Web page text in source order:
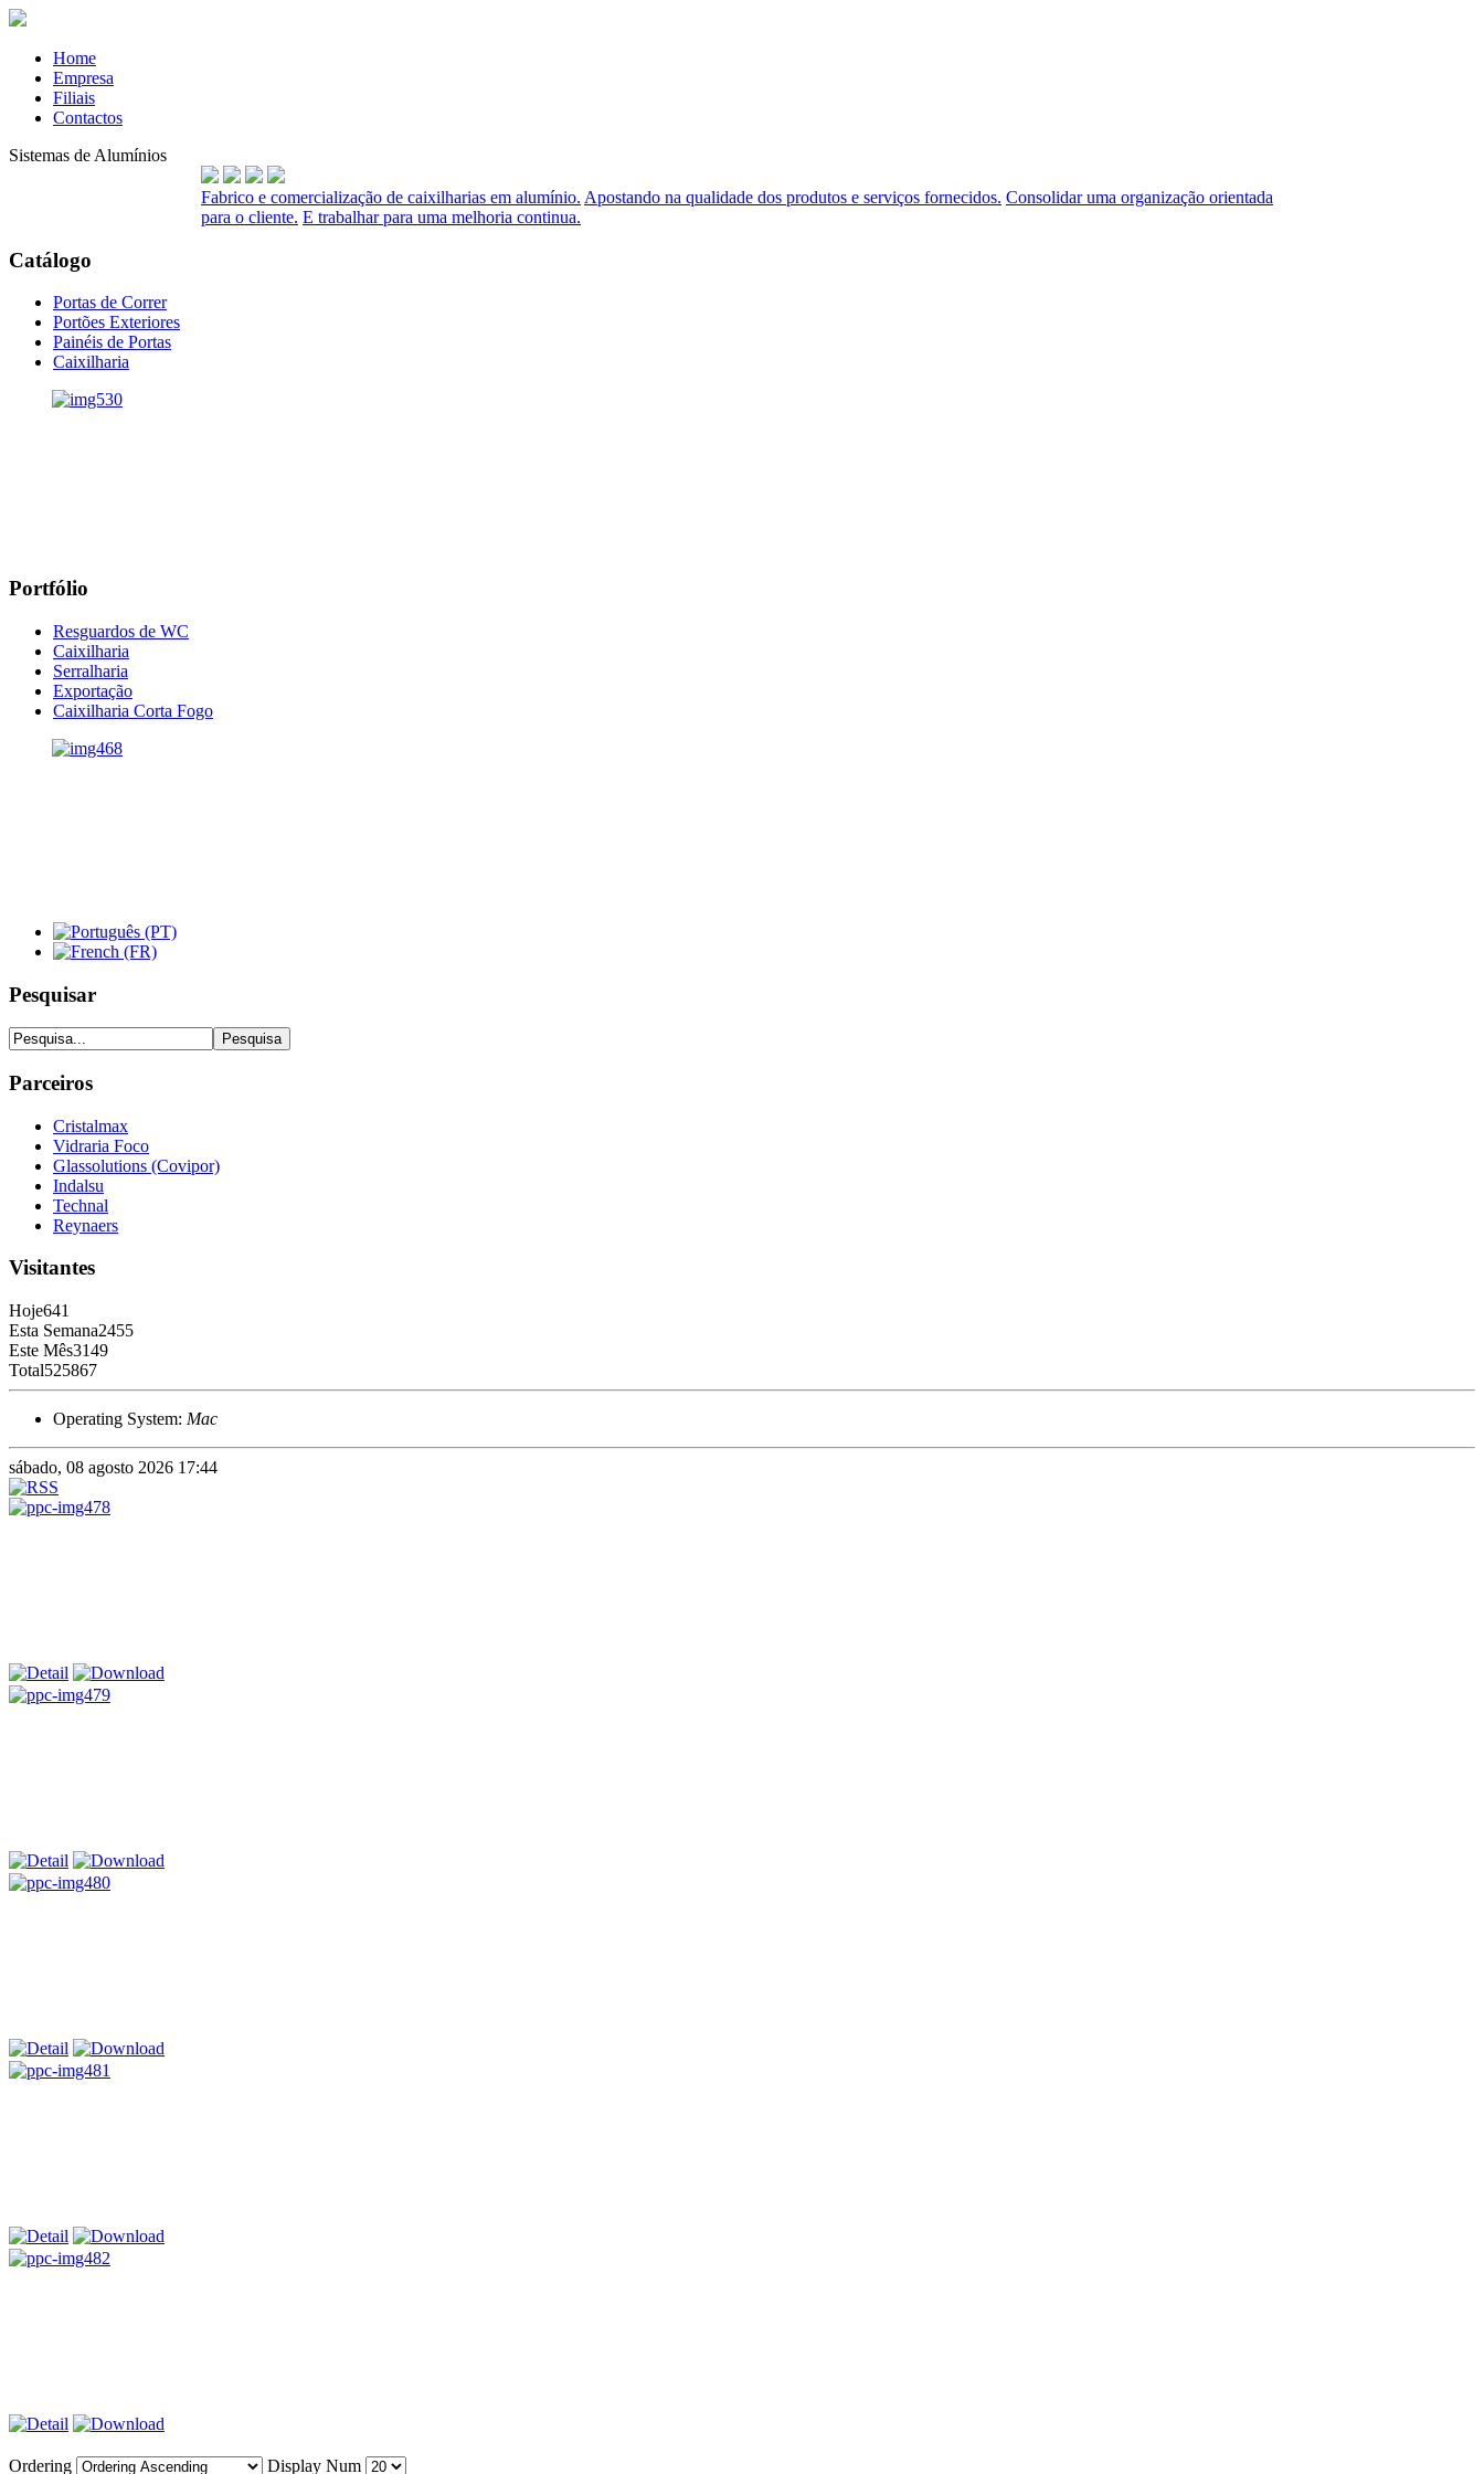
Home
Empresa
Filiais
Contactos
Sistemas de Alumínios
Fabrico e comercialização de caixilharias em alumínio. Apostando na qualidade dos produtos e serviços fornecidos. Consolidar uma organização orientada
para o cliente. E trabalhar para uma melhoria continua.
Catálogo
Portas de Correr
Portões Exteriores
Painéis de Portas
Caixilharia
Portfólio
Resguardos de WC
Caixilharia
Serralharia
Exportação
Caixilharia Corta Fogo
Pesquisar
Parceiros
Cristalmax
Vidraria Foco
Glassolutions (Covipor)
Indalsu
Technal
Reynaers
Visitantes
Hoje641
Esta Semana2455
Este Mês3149
Total525867
Operating System: Mac
sábado, 08 agosto 2026 17:44
Ordering Display Num